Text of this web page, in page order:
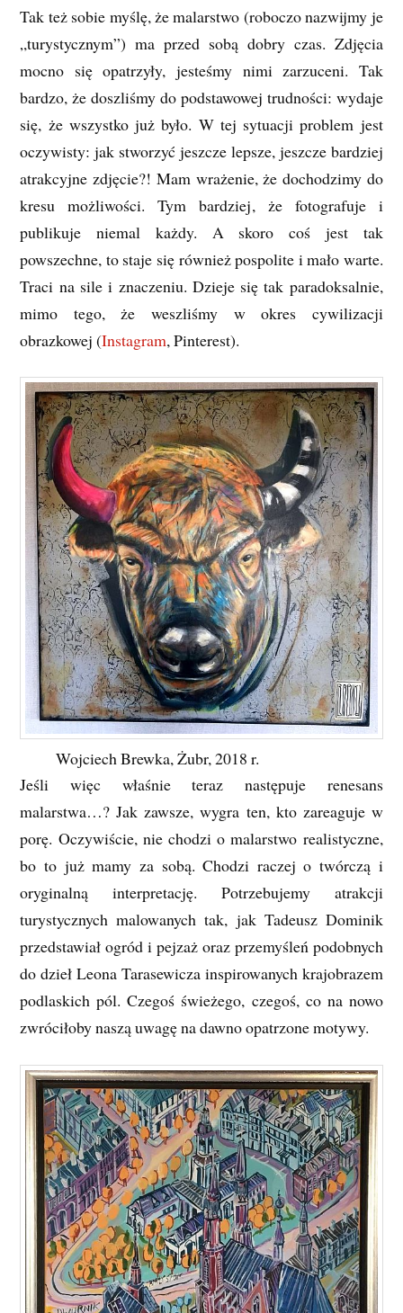
Tak też sobie myślę, że malarstwo (roboczo nazwijmy je
„turystycznym”) ma przed sobą dobry czas. Zdjęcia
mocno się opatrzyły, jesteśmy nimi zarzuceni. Tak
bardzo, że doszliśmy do podstawowej trudności: wydaje
się, że wszystko już było. W tej sytuacji problem jest
oczywisty: jak stworzyć jeszcze lepsze, jeszcze bardziej
atrakcyjne zdjęcie?! Mam wrażenie, że dochodzimy do
kresu możliwości. Tym bardziej, że fotografuje i
publikuje niemal każdy. A skoro coś jest tak
powszechne, to staje się również pospolite i mało warte.
Traci na sile i znaczeniu. Dzieje się tak paradoksalnie,
mimo tego, że weszliśmy w okres cywilizacji
obrazkowej (Instagram, Pinterest).
Wojciech Brewka, Żubr, 2018 r.
Jeśli więc właśnie teraz następuje renesans
malarstwa…? Jak zawsze, wygra ten, kto zareaguje w
porę. Oczywiście, nie chodzi o malarstwo realistyczne,
bo to już mamy za sobą. Chodzi raczej o twórczą i
oryginalną interpretację. Potrzebujemy atrakcji
turystycznych malowanych tak, jak Tadeusz Dominik
przedstawiał ogród i pejzaż oraz przemyśleń podobnych
do dzieł Leona Tarasewicza inspirowanych krajobrazem
podlaskich pól. Czegoś świeżego, czegoś, co na nowo
zwróciłoby naszą uwagę na dawno opatrzone motywy.